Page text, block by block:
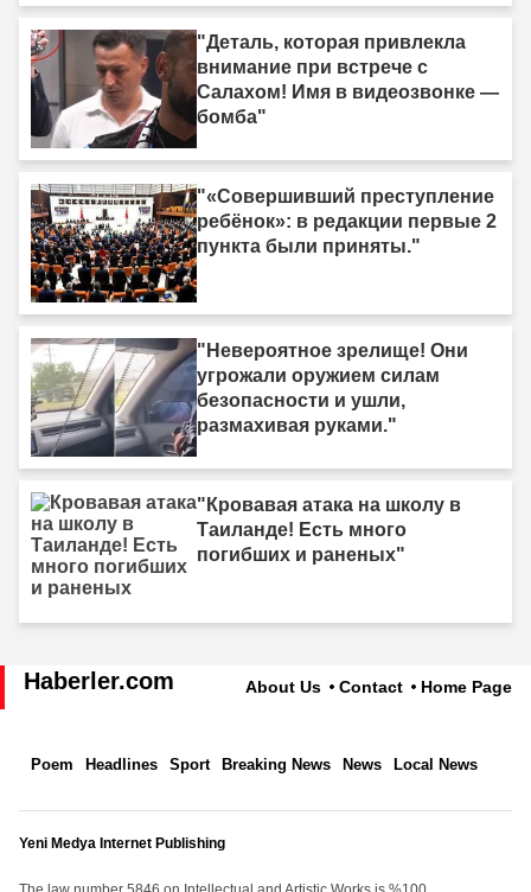
"Деталь, которая привлекла
внимание при встрече с
Салахом! Имя в видеозвонке —
бомба"
"«Совершивший преступление
ребёнок»: в редакции первые 2
пункта были приняты."
"Невероятное зрелище! Они
угрожали оружием силам
безопасности и ушли,
размахивая руками."
"Кровавая атака на школу в
Таиланде! Есть много
погибших и раненых"
Haberler.com About Us Contact Home Page
Poem Headlines Sport Breaking News News Local News
Yeni Medya Internet Publishing